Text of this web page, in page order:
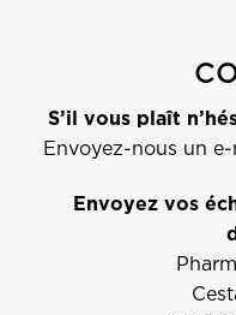
S’il vous plaît
Envoyez-nous un e-
Envoyez vos